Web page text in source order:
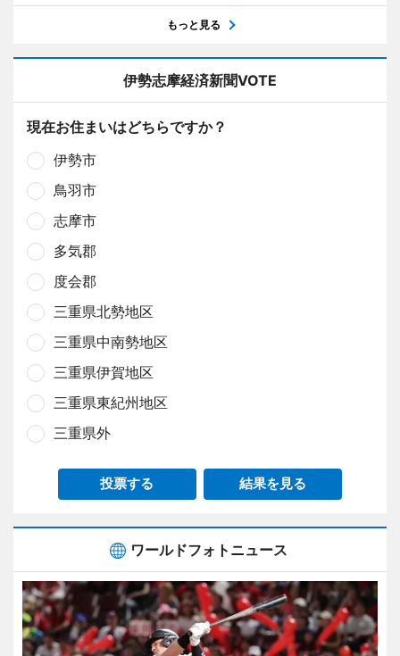
もっと見る
伊勢志摩経済新聞VOTE
現在お住まいはどちらですか？
伊勢市
鳥羽市
志摩市
多気郡
度会郡
三重県北勢地区
三重県中南勢地区
三重県伊賀地区
三重県東紀州地区
三重県外
投票する 結果を見る
ワールドフォトニュース